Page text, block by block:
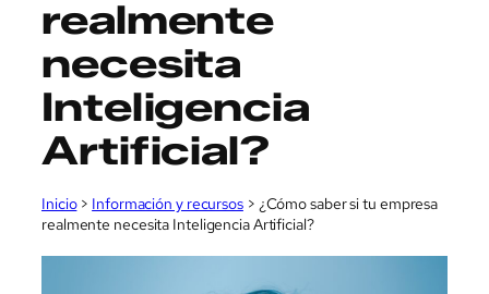
realmente
necesita
Inteligencia
Artificial?
Inicio> Información y recursos> ¿Cómo saber si tu empresa
realmente necesita Inteligencia Artificial?